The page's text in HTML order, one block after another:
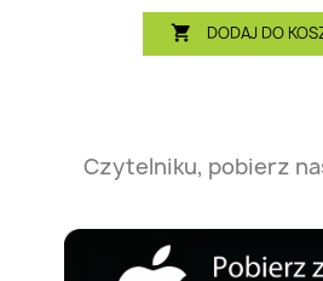
 DODAJ DO
Czytelniku, pobierz